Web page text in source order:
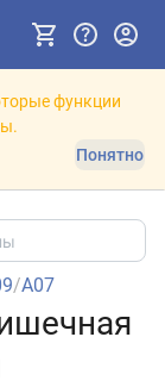
функции
Понятно
/A07